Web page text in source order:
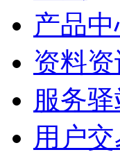
产品
资料
服务
用户